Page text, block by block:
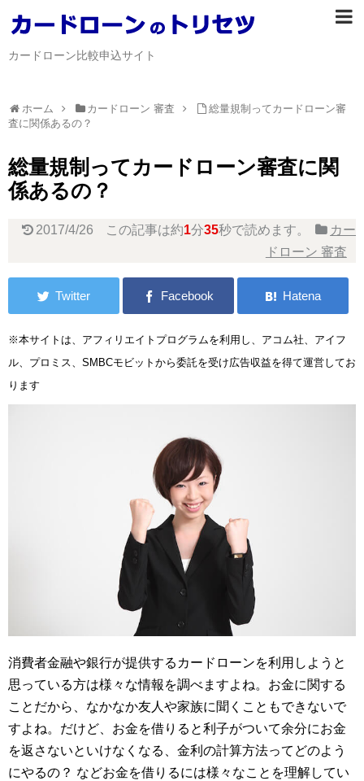
カードローン比較申込サイト
ホーム カードローン 審査
総量規制ってカードローン審
査に関係あるの？
総量規制ってカードローン審査に関
係あるの？
2017/4/26 この記事は約1分35秒で読めます。
カー
ドローン 審査
※本サイトは、アフィリエイトプログラムを利用し、アコム社、アイフ
ル、プロミス、SMBCモビットから委託を受け広告収益を得て運営してお
ります
消費者金融や銀行が提供するカードローンを利用しようと
思っている方は様々な情報を調べますよね。お金に関する
ことだから、なかなか友人や家族に聞くこともできないで
すよね。だけど、お金を借りると利子がついて余分にお金
を返さないといけなくなる、金利の計算方法ってどのよう
にやるの？ などお金を借りるには様々なことを理解してい